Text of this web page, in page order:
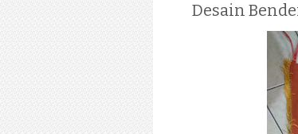
Desain